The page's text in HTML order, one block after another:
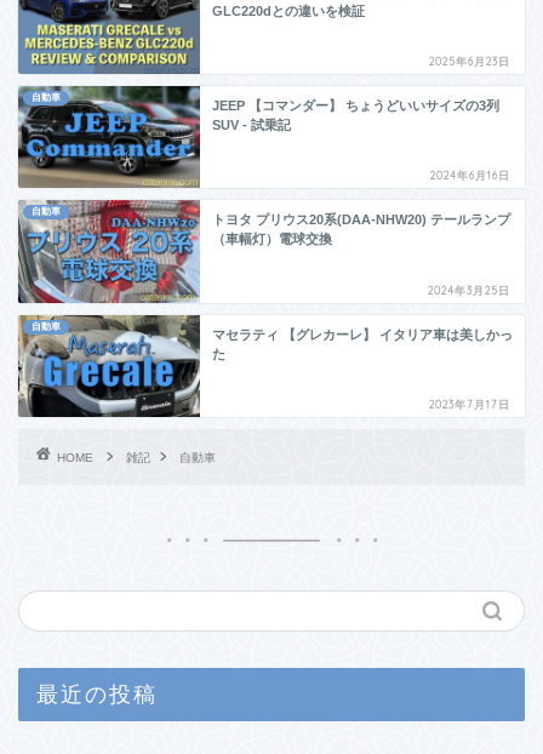
GLC220dとの違いを検証
2025年6月23日
自動車
JEEP 【コマンダー】 ちょうどいいサイズの3列
SUV ‐ 試乗記
2024年6月16日
自動車
トヨタ プリウス20系(DAA-NHW20) テールランプ
（車幅灯）電球交換
2024年3月25日
自動車
マセラティ 【グレカーレ】 イタリア車は美しかっ
た
2023年7月17日
HOME 雑記 自動車
最近の投稿